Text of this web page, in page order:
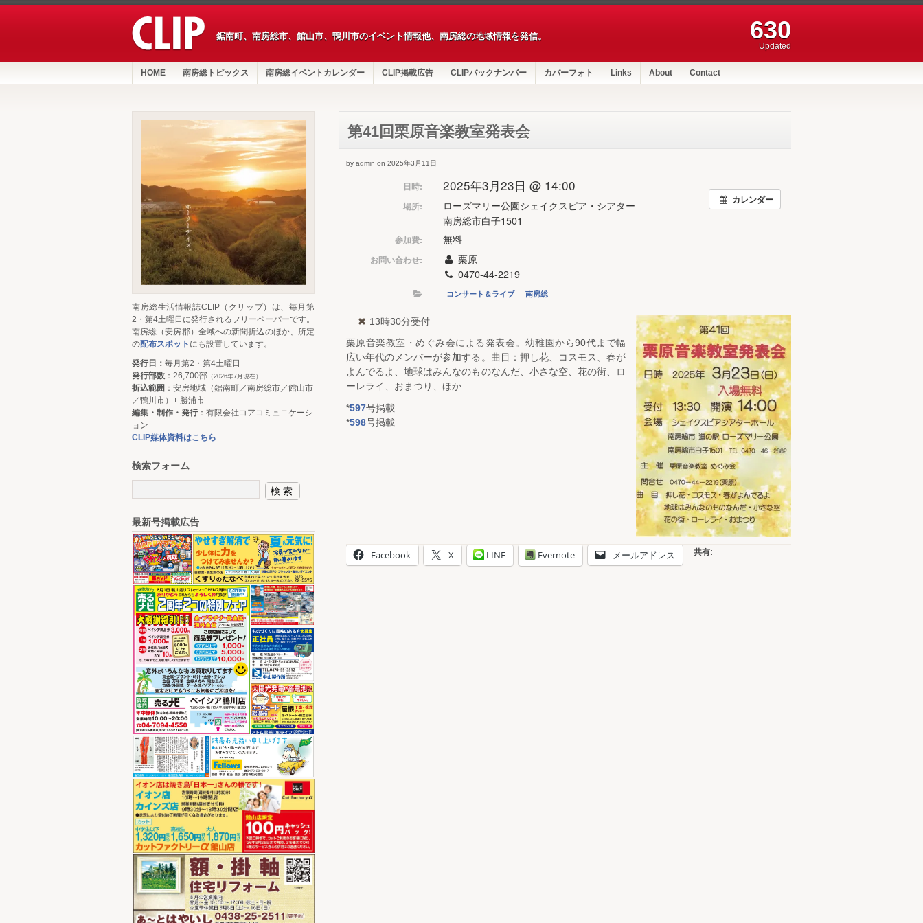
鋸南町、南房総市、館山市、鴨川市のイベント情報他、南房総の地域情報を発信。 630
Updated
HOME 南房総トピックス 南房総イベントカレンダー CLIP掲載広告 CLIPバックナンバー カバーフォト Links About Contact
第41回栗原音楽教室発表会
by admin on 2025年3月11日
カレンダー
日時: 2025年3月23日 @ 14:00
場所:
ローズマリー公園シェイクスピア・シアター
南房総市白子1501
参加費: 無料
お問い合わせ:
栗原
0470-44-2219
コンサート＆ライブ 南房総
13時30分受付
栗原音楽教室・めぐみ会による発表会。幼稚園から90代まで幅
広い年代のメンバーが参加する。曲目：押し花、コスモス、春が
よんでるよ、地球はみんなのものなんだ、小さな空、花の街、ロ
ーレライ、おまつり、ほか
*597号掲載
*598号掲載
共有:
Facebook X LINE Evernote メールアドレス
南房総生活情報誌CLIP（クリップ）は、毎月第
2・第4土曜日に発行されるフリーペーパーです。
南房総（安房郡）全域への新聞折込のほか、所定
の配布スポット にも設置しています。
発行日： 毎月第2・第4土曜日
発行部数 ：26,700部 （2026年7月現在）
折込範囲 ：安房地域（鋸南町／南房総市／館山市
／鴨川市）+ 勝浦市
編集・制作・発行：有限会社コアコミュニケーシ
ョン
CLIP媒体資料はこちら
検索フォーム
最新号掲載広告